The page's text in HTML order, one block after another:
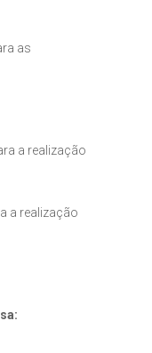
as
a realização
a realização